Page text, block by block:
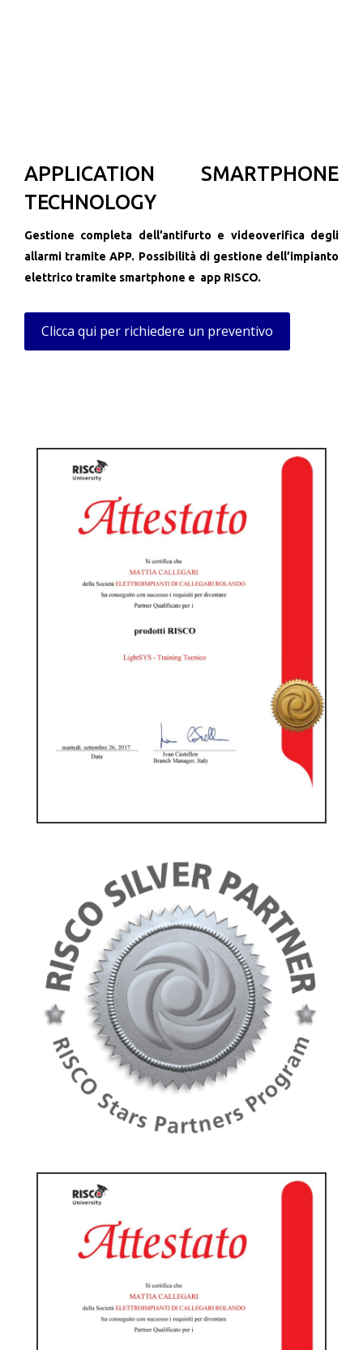
APPLICATION SMARTPHONE
TECHNOLOGY
Gestione completa dell’antifurto e videoverifica degli
allarmi tramite APP. Possibilità di gestione dell’impianto
elettrico tramite smartphone e app RISCO.
Clicca qui per richiedere un preventivo